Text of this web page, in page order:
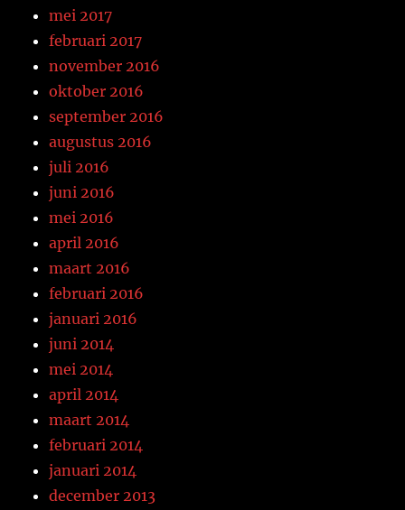
mei 2017
februari 2017
november 2016
oktober 2016
september 2016
augustus 2016
juli 2016
juni 2016
mei 2016
april 2016
maart 2016
februari 2016
januari 2016
juni 2014
mei 2014
april 2014
maart 2014
februari 2014
januari 2014
december 2013